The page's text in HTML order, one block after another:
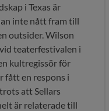
i Texas är
inte nått fram till
outsider. Wilson
teaterfestivalen i
kultregissör för
fått en respons i
att Sellars
är relaterade till